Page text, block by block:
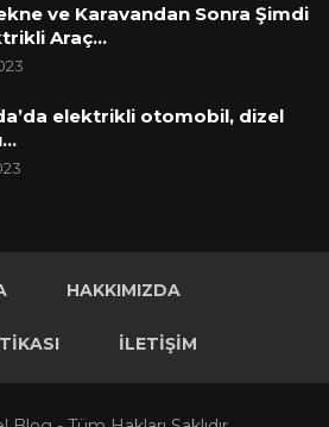
ve Karavandan Sonra Şimdi
Araç…
elektrikli otomobil, dizel
HAKKIMIZDA
İLETIŞIM